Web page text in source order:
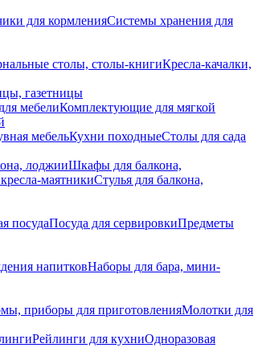
для кормленияСистемы хранения для
столы, столы-книгиКресла-качалки,
газетницы
мебелиКомплектующие для мягкой
мебельКухни походныеСтолы для сада
лоджииШкафы для балкона,
маятникиСтулья для балкона,
посудаПосуда для сервировкиПредметы
напитковНаборы для бара, мини-
приборы для приготовленияМолотки для
Рейлинги для кухниОдноразовая